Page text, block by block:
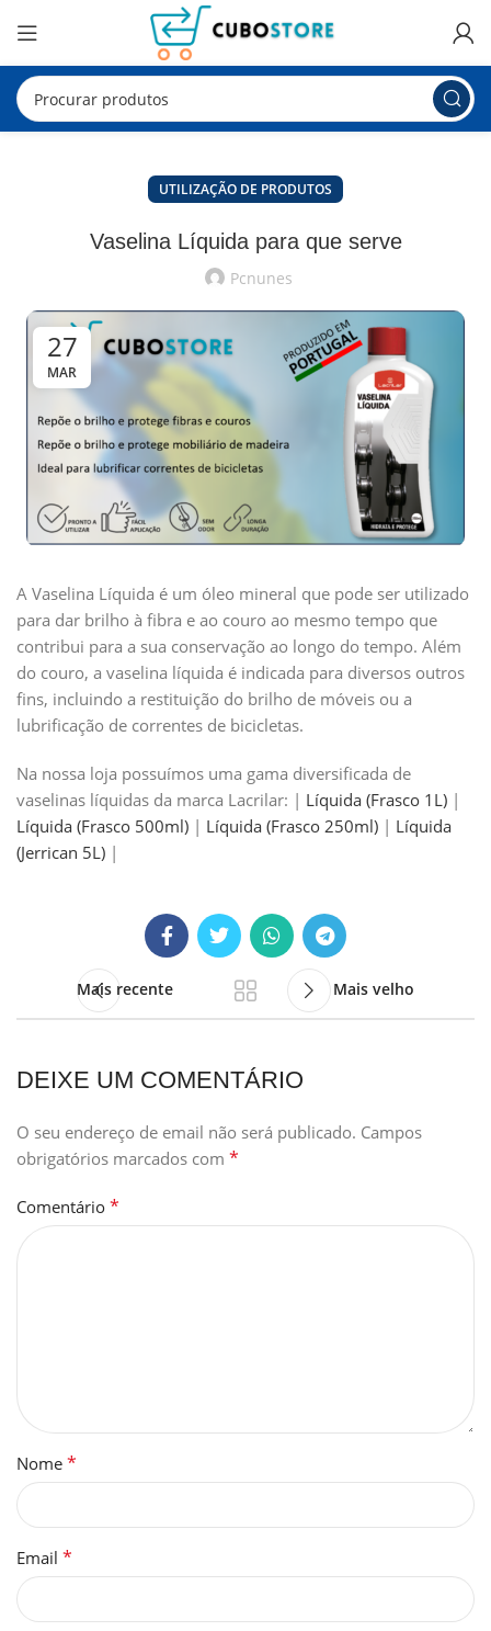
UTILIZAÇÃO DE PRODUTOS
Vaselina Líquida para que serve
Pcnunes
27
MAR
A Vaselina Líquida é um óleo mineral que pode ser utilizado
para dar brilho à fibra e ao couro ao mesmo tempo que
contribui para a sua conservação ao longo do tempo. Além
do couro, a vaselina líquida é indicada para diversos outros
fins, incluindo a restituição do brilho de móveis ou a
lubrificação de correntes de bicicletas.
Na nossa loja possuímos uma gama diversificada de
vaselinas líquidas da marca Lacrilar: | Líquida (Frasco 1L) |
Líquida (Frasco 500ml) | Líquida (Frasco 250ml) | Líquida
(Jerrican 5L) |
Mais recente Mais velho
DEIXE UM COMENTÁRIO
O seu endereço de email não será publicado. Campos
obrigatórios marcados com *
Comentário *
Nome *
Email *